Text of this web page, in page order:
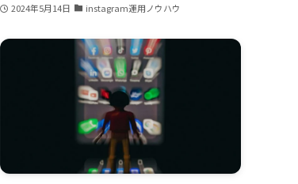
2024年5月14日 instagram運用ノウハウ